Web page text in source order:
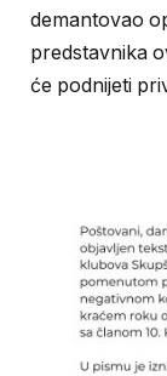
demantovao
predstavnika
će podnijeti